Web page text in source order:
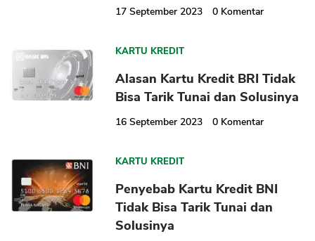
17 September 2023 0 Komentar
KARTU KREDIT
Alasan Kartu Kredit BRI Tidak
Bisa Tarik Tunai dan Solusinya
16 September 2023 0 Komentar
KARTU KREDIT
Penyebab Kartu Kredit BNI
Tidak Bisa Tarik Tunai dan
Solusinya